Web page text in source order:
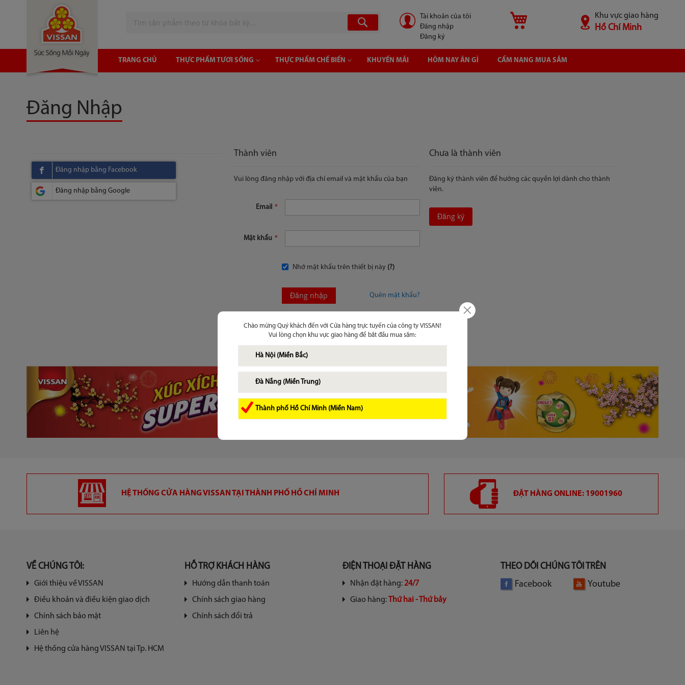
Tài khoản của tôi
Đăng nhập
Đăng ký
Khu vực giao hàng
Hồ Chí Minh
Chào mừng Quý khách đến với Cửa hàng trực tuyến của công ty VISSAN!
Vui lòng chọn khu vực giao hàng để bắt đầu mua sắm:
Hà Nội (Miền Bắc)
Đà Nẵng (Miền Trung)
Thành phố Hồ Chí Minh (Miền Nam)
TRANG CHỦ THỰC PHẨM TƯƠI SỐNG THỰC PHẨM CHẾ BIẾN KHUYẾN MÃI HÔM NAY ĂN GÌ CẨM NANG MUA SẮM
Đăng Nhập
Thành viên
Vui lòng đăng nhập với địa chỉ email và mật khẩu của bạn
Email
Mật khẩu
Nhớ mật khẩu trên thiết bị này (?)
Đăng nhập Quên mật khẩu?
Chưa là thành viên
Đăng ký thành viên để hưởng các quyền lợi dành cho thành
viên.
Đăng ký
HỆ THỐNG CỬA HÀNG VISSAN TẠI THÀNH PHỐ HỒ CHÍ MINH ĐẶT HÀNG ONLINE: 19001960
VỀ CHÚNG TÔI:
Giới thiệu về VISSAN
Điều khoản và điều kiện giao dịch
Chính sách bảo mật
Liên hệ
Hệ thống cửa hàng VISSAN tại Tp. HCM
HỖ TRỢ KHÁCH HÀNG
Hướng dẫn thanh toán
Chính sách giao hàng
Chính sách đổi trả
ĐIỆN THOẠI ĐẶT HÀNG
Nhận đặt hàng:24/7
Giao hàng:
Thứ hai - Thứ bảy
THEO DÕI CHÚNG TÔI TRÊN
Facebook
Youtube